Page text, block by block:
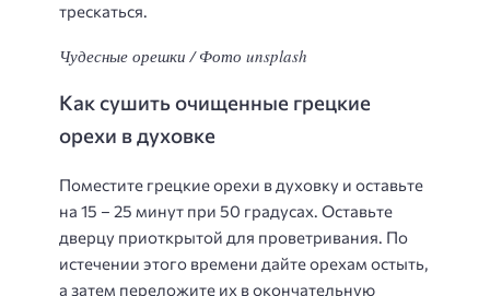
трескаться.
Чудесные орешки / Фото unsplash
Как сушить очищенные грецкие
орехи в духовке
Поместите грецкие орехи в духовку и оставьте
на 15 – 25 минут при 50 градусах. Оставьте
дверцу приоткрытой для проветривания. По
истечении этого времени дайте орехам остыть,
а затем переложите их в окончательную